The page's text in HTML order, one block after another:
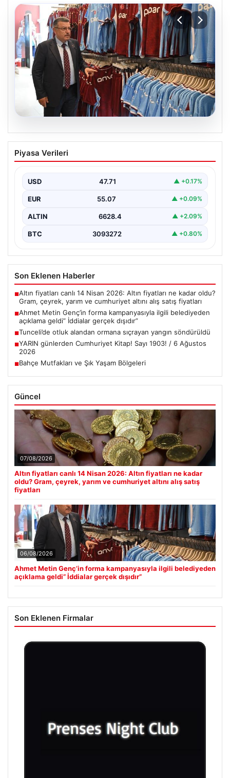
Ahmet Metin Genç’in forma
kampanyasıyla ilgili belediyeden
Piyasa Verileri
USD 47.71 ▲ +0.17%
EUR 55.07 ▲ +0.09%
ALTIN 6628.4 ▲ +2.09%
BTC 3093272 ▲ +0.80%
Son Eklenen Haberler
■Altın fiyatları canlı 14 Nisan 2026: Altın fiyatları ne kadar oldu?
Gram, çeyrek, yarım ve cumhuriyet altını alış satış fiyatları
■Ahmet Metin Genç’in forma kampanyasıyla ilgili belediyeden
açıklama geldi” İddialar gerçek dışıdır”
■Tunceli’de otluk alandan ormana sıçrayan yangın söndürüldü
■YARIN günlerden Cumhuriyet Kitap! Sayı 1903! / 6 Ağustos
2026
■Bahçe Mutfakları ve Şık Yaşam Bölgeleri
Güncel
07/08/2026
Altın fiyatları canlı 14 Nisan 2026: Altın fiyatları ne kadar
oldu? Gram, çeyrek, yarım ve cumhuriyet altını alış satış
fiyatları
06/08/2026
Ahmet Metin Genç’in forma kampanyasıyla ilgili belediyeden
açıklama geldi” İddialar gerçek dışıdır”
Son Eklenen Firmalar